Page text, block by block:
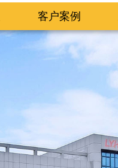
客户案例